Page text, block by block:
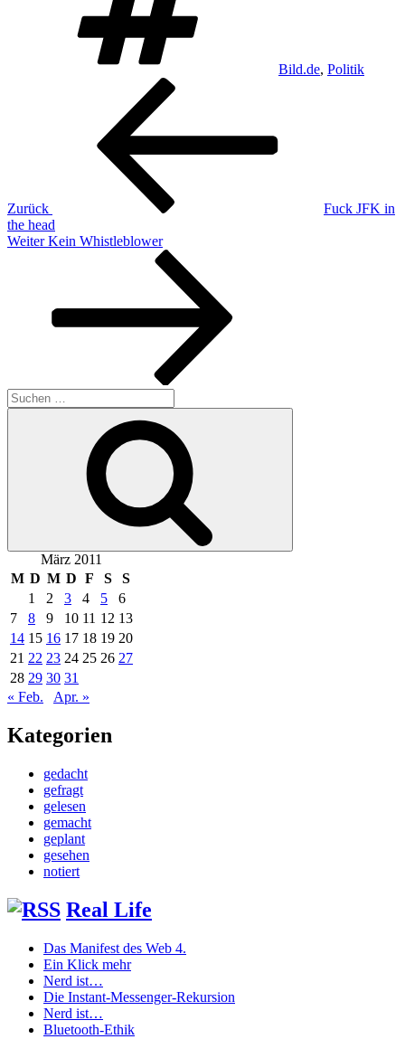
Bild.de, Politik
Beitragsnavigation
Zurück
Fuck JFK in
the head
Nächster
Weiter Kein Whistleblower
Suchen
nach:
März 2011
M D M D F S
S
1
2 3 4 5
6
7
8 9 10 11 12 13
14 15 16 17 18 19 20
21 22 23 24 25 26 27
28 29 30 31
« Feb.
Apr. »
Kategorien
gedacht
gefragt
gelesen
gemacht
geplant
gesehen
notiert
Real Life
Das Manifest des Web 4.
Ein Klick mehr
Nerd ist…
Die Instant-Messenger-Rekursion
Nerd ist…
Bluetooth-Ethik